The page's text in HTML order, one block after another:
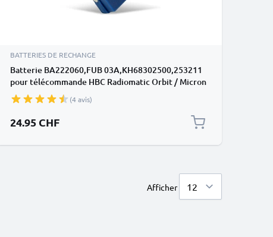
BATTERIES DE RECHANGE
Batterie BA222060,FUB 03A,KH68302500,253211
pour télécommande HBC Radiomatic Orbit / Micron
4 700mAh
(4 avis)
24.95 CHF
Afficher